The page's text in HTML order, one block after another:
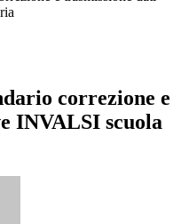
correzione e
INVALSI scuola